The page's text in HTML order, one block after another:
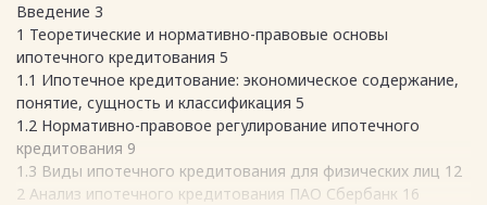
Введение 3
1 Теоретические и нормативно-правовые основы
ипотечного кредитования 5
1.1 Ипотечное кредитование: экономическое содержание,
понятие, сущность и классификация 5
1.2 Нормативно-правовое регулирование ипотечного
кредитования 9
1.3 Виды ипотечного кредитования для физических лиц 12
2 Анализ ипотечного кредитования ПАО Сбербанк 16